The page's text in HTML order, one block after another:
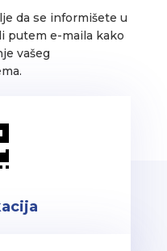
da se informišete u
putem e-maila kako
vašeg